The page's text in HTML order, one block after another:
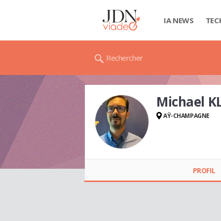
IA NEWS
Rechercher
Michael
AŸ-CHAMPAGNE
PROFIL